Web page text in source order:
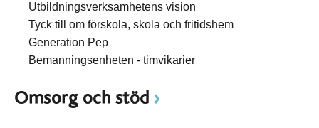
Utbildningsverksamhetens vision
Tyck till om förskola, skola och fritidshem
Generation Pep
Bemanningsenheten - timvikarier
Omsorg och stöd